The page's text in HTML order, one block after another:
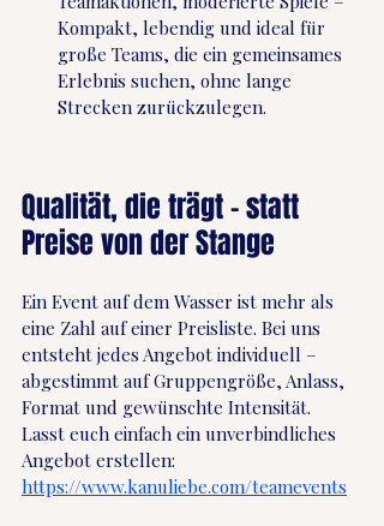
Kompakt, lebendig und ideal für
große Teams, die ein gemeinsames
Erlebnis suchen, ohne lange
Strecken zurückzulegen.
Qualität, die trägt – statt
Preise von der Stange
Ein Event auf dem Wasser ist mehr als
eine Zahl auf einer Preisliste. Bei uns
entsteht jedes Angebot individuell –
abgestimmt auf Gruppengröße, Anlass,
Format und gewünschte Intensität.
Lasst euch einfach ein unverbindliches
Angebot erstellen:
https://www.kanuliebe.com/teamevents